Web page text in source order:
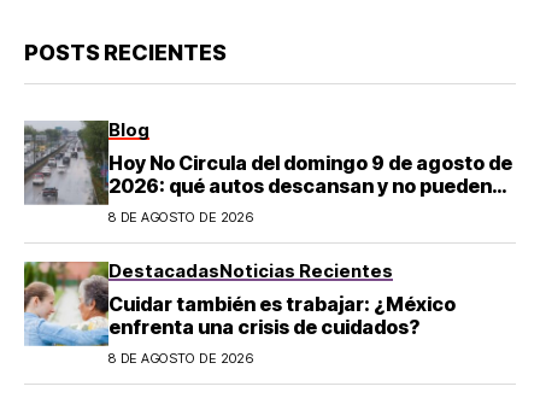
POSTS RECIENTES
Blog
Hoy No Circula del domingo 9 de agosto de
2026: qué autos descansan y no pueden
salir en CDMX y el Estado de México; estos
8 DE AGOSTO DE 2026
DestacadasNoticias Recientes
Cuidar también es trabajar: ¿México
enfrenta una crisis de cuidados?
8 DE AGOSTO DE 2026